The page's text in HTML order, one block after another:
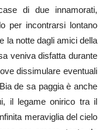
di due innamorati,
per incontrarsi lontano
la notte dagli amici della
veniva disfatta durante
dissimulare eventuali
de sa paggia è anche
il legame onirico tra il
meraviglia del cielo